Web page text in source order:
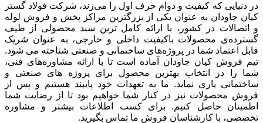
در دنیایی که کیفیت و دوام حرف اول را می‌زند، شرکت فولاد گستر
کیان جاودان به عنوان یکی از بزرگترین مراکز پخش و فروش لوله
و اتصالات در کشور، با ارائه کامل ترین سبد محصولی از طیف
گسترده‌‌ی محصولات باکیفیت داخلی و خارجی، به عنوان شریک
قابل اعتماد شما در پروژه‌های ساختمانی و صنعتی شناخته می شود.
تیم فروش کیان جاودان آماده است تا با ارائه مشاوره‌های فنی،
شما را در انتخاب بهترین محصول برای پروژه های صنعتی و
ساختمانی یاری نماید. ما به تعهدات خود پایبند هستیم و پس از
فروش محصولات نیز در کنار شما خواهیم بود تا از رضایت شما
اطمینان حاصل کنیم. برای کسب اطلاعات بیشتر و مشاوره
تخصصی، با کارشناسان فروش ما تماس بگیرید.